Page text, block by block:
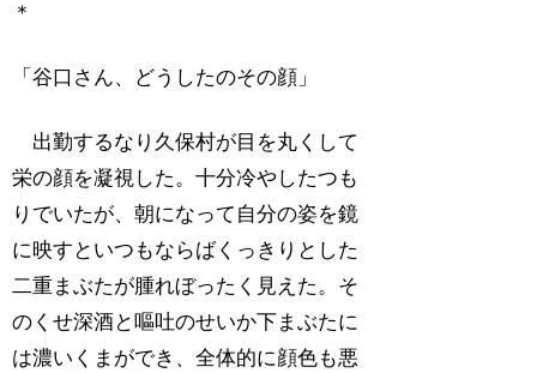
＊
「谷口さん、どうしたのその顔」
出勤するなり久保村が目を丸くして
栄の顔を凝視した。十分冷やしたつも
りでいたが、朝になって自分の姿を鏡
に映すといつもならばくっきりとした
二重まぶたが腫れぼったく見えた。そ
のくせ深酒と嘔吐のせいか下まぶたに
は濃いくまができ、全体的に顔色も悪